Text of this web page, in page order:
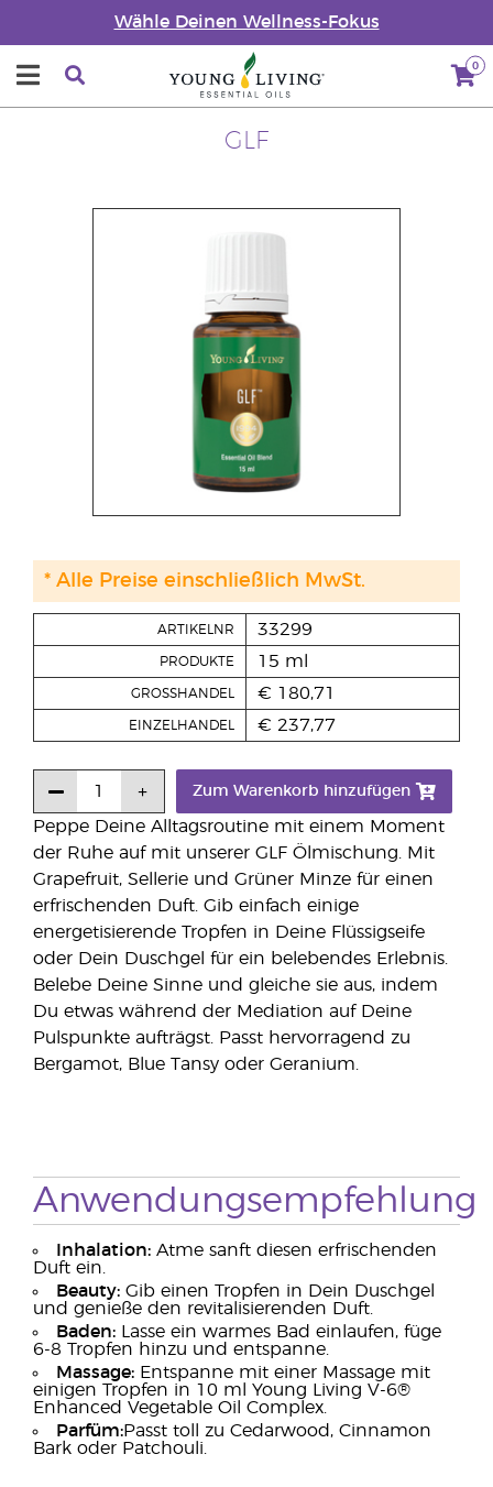
Wähle Deinen Wellness-Fokus
0
GLF
Peppe Deine Alltagsroutine mit einem Moment
der Ruhe auf mit unserer GLF Ölmischung. Mit
Grapefruit, Sellerie und Grüner Minze für einen
erfrischenden Duft. Gib einfach einige
energetisierende Tropfen in Deine Flüssigseife
oder Dein Duschgel für ein belebendes Erlebnis.
Belebe Deine Sinne und gleiche sie aus, indem
Du etwas während der Mediation auf Deine
Pulspunkte aufträgst. Passt hervorragend zu
Bergamot, Blue Tansy oder Geranium.
ARTIKELNR 33299
PRODUKTE 15 ml
GROSSHANDEL € 180,71
EINZELHANDEL € 237,77
Zum Warenkorb hinzufügen
* Alle Preise einschließlich MwSt.
Anwendungsempfehlung
Inhalation: Atme sanft diesen erfrischenden
Duft ein.
Beauty: Gib einen Tropfen in Dein Duschgel
und genieße den revitalisierenden Duft.
Baden: Lasse ein warmes Bad einlaufen, füge
6-8 Tropfen hinzu und entspanne.
Massage: Entspanne mit einer Massage mit
einigen Tropfen in 10 ml Young Living V-6®
Enhanced Vegetable Oil Complex.
Parfüm:Passt toll zu Cedarwood, Cinnamon
Bark oder Patchouli.